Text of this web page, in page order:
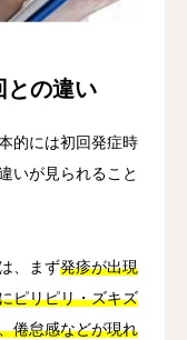
との違い
的には初回発症時
いが見られること
、まず発疹が出現
ピリピリ・ズキズ
倦怠感などが現れ